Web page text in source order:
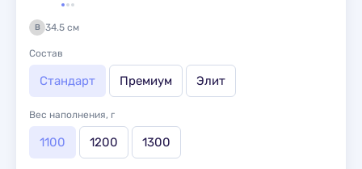
В 34.5 см
Состав
Стандарт Премиум Элит
Вес наполнения, г
1100 1200 1300